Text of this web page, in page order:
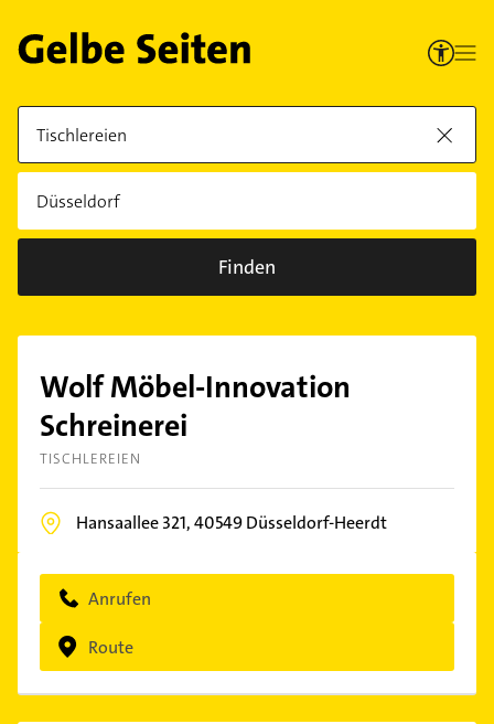
Finden
Wolf Möbel-Innovation
Schreinerei
TISCHLEREIEN
Hansaallee 321,40549Düsseldorf-Heerdt
Anrufen
Route